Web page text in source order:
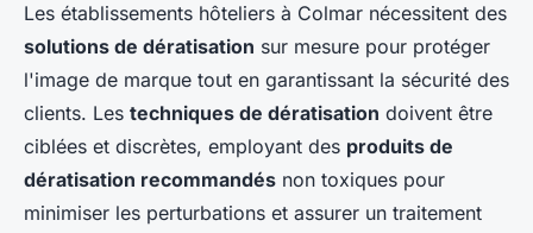
Les établissements hôteliers à Colmar nécessitent des
solutions de dératisation sur mesure pour protéger
l'image de marque tout en garantissant la sécurité des
clients. Les techniques de dératisation doivent être
ciblées et discrètes, employant des produits de
dératisation recommandés non toxiques pour
minimiser les perturbations et assurer un traitement